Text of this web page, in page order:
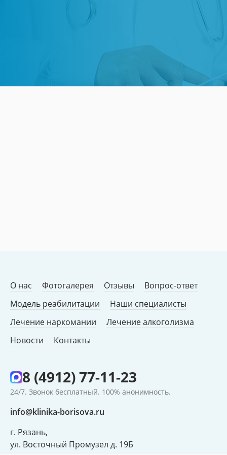
О нас Фотогалерея Отзывы
Вопрос-ответ
Модель реабилитации
Наши специалисты
Лечение наркомании
Лечение алкоголизма
Новости
Контакты
8 (4912) 77-11-23
24/7. Звонок бесплатный. 100% анонимность.
info@klinika-borisova.ru
г. Рязань,
ул. Восточный Промузел д. 19Б